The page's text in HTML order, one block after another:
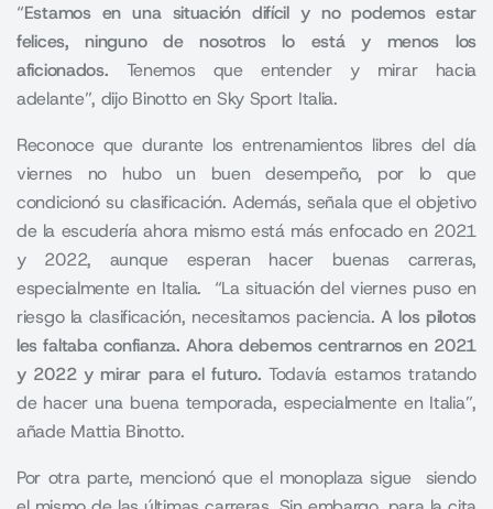
“Estamos en una situación difícil y no podemos estar
felices, ninguno de nosotros lo está y menos los
aficionados. Tenemos que entender y mirar hacia
adelante”, dijo Binotto en Sky Sport Italia.
Reconoce que durante los entrenamientos libres del día
viernes no hubo un buen desempeño, por lo que
condicionó su clasificación. Además, señala que el objetivo
de la escudería ahora mismo está más enfocado en 2021
y 2022, aunque esperan hacer buenas carreras,
especialmente en Italia. “La situación del viernes puso en
riesgo la clasificación, necesitamos paciencia.A los pilotos
les faltaba confianza. Ahora debemos centrarnos en 2021
y 2022 y mirar para el futuro. Todavía estamos tratando
de hacer una buena temporada, especialmente en Italia”,
añade Mattia Binotto.
Por otra parte, mencionó que el monoplaza sigue siendo